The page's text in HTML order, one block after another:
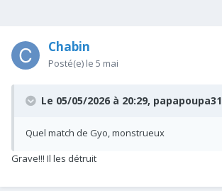
Chabin
Posté(e) le 5 mai
Le 05/05/2026 à 20:29, papapoupa31
Quel match de Gyo, monstrueux
Grave!!! Il les détruit